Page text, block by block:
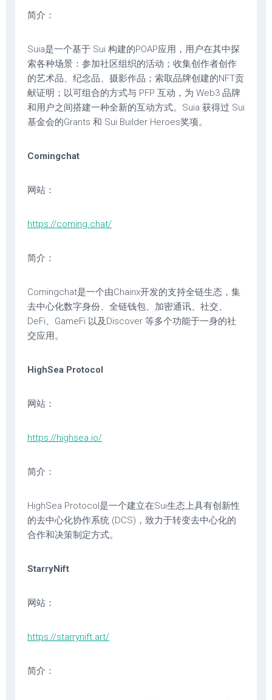
简介：
Suia是一个基于 Sui 构建的POAP应用，用户在其中探
索各种场景：参加社区组织的活动；收集创作者创作
的艺术品、纪念品、摄影作品；索取品牌创建的NFT贡
献证明；以可组合的方式与 PFP 互动，为 Web3 品牌
和用户之间搭建一种全新的互动方式。Suia 获得过 Sui
基金会的Grants 和 Sui Builder Heroes奖项。
Comingchat
网站：
https://coming.chat/
简介：
Comingchat是一个由Chainx开发的支持全链生态，集
去中心化数字身份、全链钱包、加密通讯、社交、
DeFi、GameFi 以及Discover 等多个功能于一身的社
交应用。
HighSea Protocol
网站：
https://highsea.io/
简介：
HighSea Protocol是一个建立在Sui生态上具有创新性
的去中心化协作系统 (DCS)，致力于转变去中心化的
合作和决策制定方式。
StarryNift
网站：
https://starrynift.art/
简介：